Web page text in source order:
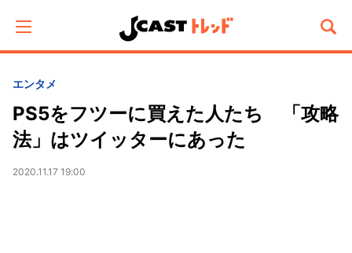
エンタメ
PS5をフツーに買えた人たち 「攻略
法」はツイッターにあった
2020.11.17 19:00